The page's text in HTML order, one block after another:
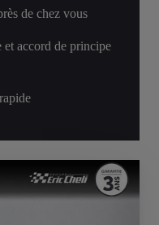
de chez vous
et accord de principe